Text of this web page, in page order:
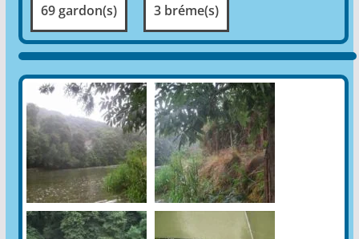
69 gardon(s) 3 bréme(s)